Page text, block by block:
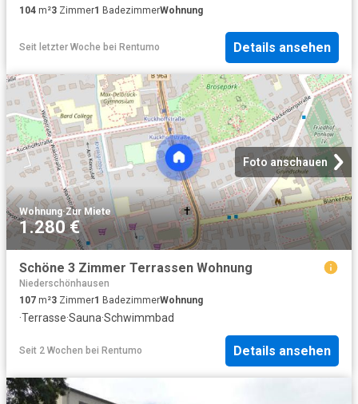
104 m²3 Zimmer1 BadezimmerWohnung
Seit letzter Woche bei Rentumo Details ansehen
Foto anschauen
Wohnung·Zur Miete
1.280 €
Schöne 3 Zimmer Terrassen Wohnung
Niederschönhausen
107 m²3 Zimmer1 BadezimmerWohnung
·Terrasse·Sauna·Schwimmbad
Seit 2 Wochen bei Rentumo Details ansehen